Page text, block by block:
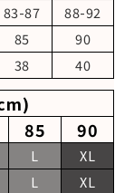
83-87 88-92
85 90
38 40
85 90
L XL
L XL